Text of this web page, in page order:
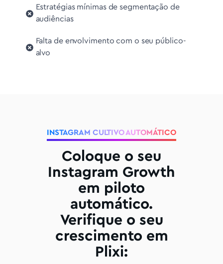
Estratégias mínimas de segmentação de
audiências
Falta de envolvimento com o seu público-
alvo
INSTAGRAM CULTIVO AUTOMÁTICO
Coloque o seu
Instagram Growth
em piloto
automático.
Verifique o seu
crescimento em
Plixi: